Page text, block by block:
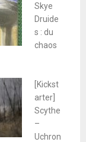
Skye
Druide
s : du
chaos
[Kickst
arter]
Scythe
–
Uchron